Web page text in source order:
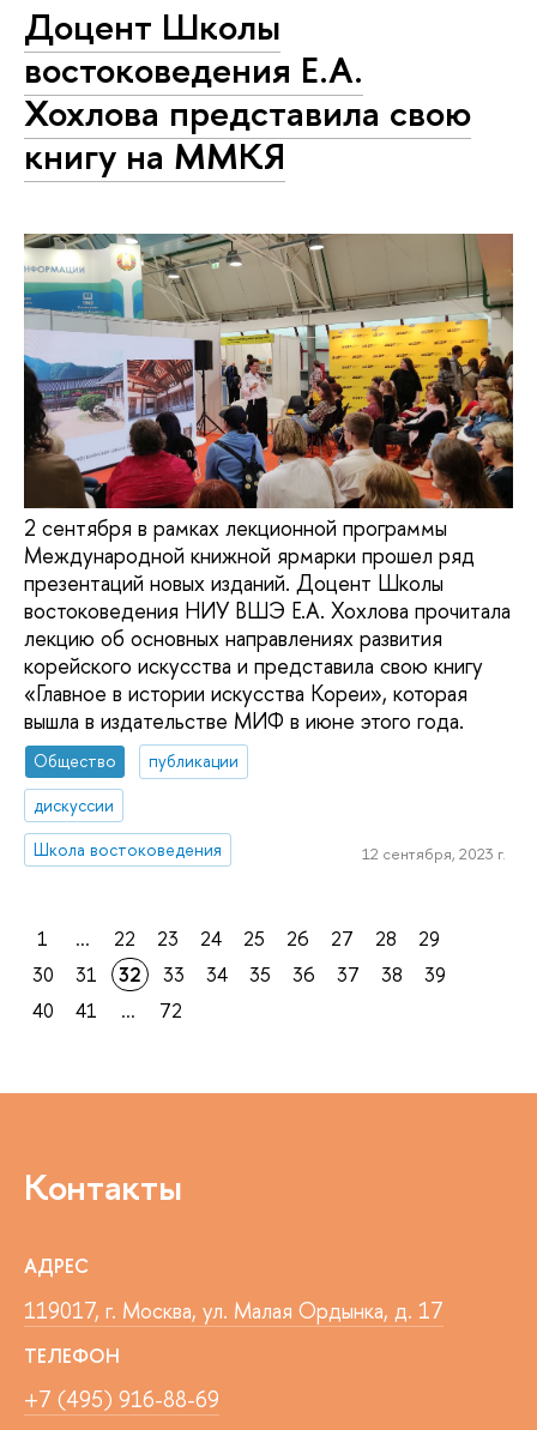
Доцент Школы
востоковедения Е.А.
Хохлова представила свою
книгу на ММКЯ
2 сентября в рамках лекционной программы
Международной книжной ярмарки прошел ряд
презентаций новых изданий. Доцент Школы
востоковедения НИУ ВШЭ Е.А. Хохлова прочитала
лекцию об основных направлениях развития
корейского искусства и представила свою книгу
«Главное в истории искусства Кореи», которая
вышла в издательстве МИФ в июне этого года.
Общество
публикации
дискуссии
Школа востоковедения
12 сентября, 2023 г.
1 ... 22 23 24 25 26 27 28
29
30
31 32 33 34 35 36 37 38
39
40
41 ... 72
Контакты
АДРЕС
119017, г. Москва, ул. Малая Ордынка, д. 17
ТЕЛЕФОН
+7 (495) 916-88-69